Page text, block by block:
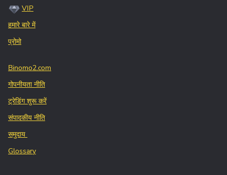
VIP
हमारे बारे में
प्रोमो
Binomo2.com
गोपनीयता नीति
ट्रेडिंग शुरू करें
संपादकीय नीति
समुदाय
Glossary